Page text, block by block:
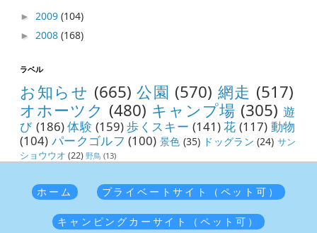
►2009(104)
► 2008(168)
ラベル
お知らせ (665) 公園 (570) 網走 (517)
オホーツク (480) キャンプ場 (305) 遊
び (186)体験 (159)歩くスキー (141)花 (117) 動物
(104) パークゴルフ (100) 景色 (35) ドッグラン (24) サン
ショウウオ (22) 野鳥 (13)
ホーム プライベートサイト（ペット可）
キャンピングカーサイト（ペット可）